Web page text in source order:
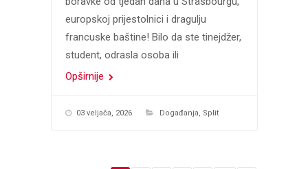
europskoj prijestolnici i dragulju
francuske baštine! Bilo da ste tinejdžer,
student, odrasla osoba ili
Opširnije
03 veljača, 2026 Događanja, Split